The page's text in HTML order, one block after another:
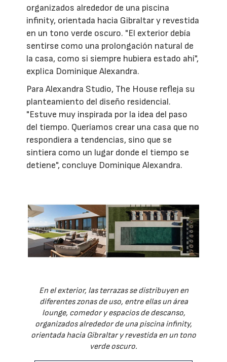
organizados alrededor de una piscina
infinity, orientada hacia Gibraltar y revestida
en un tono verde oscuro. "El exterior debía
sentirse como una prolongación natural de
la casa, como si siempre hubiera estado ahí",
explica Dominique Alexandra.
Para Alexandra Studio, The House refleja su
planteamiento del diseño residencial.
"Estuve muy inspirada por la idea del paso
del tiempo. Queríamos crear una casa que no
respondiera a tendencias, sino que se
sintiera como un lugar donde el tiempo se
detiene", concluye Dominique Alexandra.
En el exterior, las terrazas se distribuyen en
diferentes zonas de uso, entre ellas un área
lounge, comedor y espacios de descanso,
organizados alrededor de una piscina infinity,
orientada hacia Gibraltar y revestida en un tono
verde oscuro.